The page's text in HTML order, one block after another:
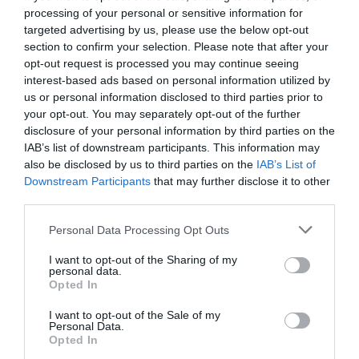
processing of your personal or sensitive information for
targeted advertising by us, please use the below opt-out
section to confirm your selection. Please note that after your
opt-out request is processed you may continue seeing
interest-based ads based on personal information utilized by
us or personal information disclosed to third parties prior to
your opt-out. You may separately opt-out of the further
disclosure of your personal information by third parties on the
IAB’s list of downstream participants. This information may
also be disclosed by us to third parties on the IAB’s List of
Downstream Participants that may further disclose it to other
Please note that this website/app uses one or more Google
not limited to your visit or usage behaviour. You may click to
grant or deny consent to Google and its third-party tags to
use your data for below specified purposes in below Google
consent section.
Personal Data Processing Opt Outs
I want to opt-out of the Sharing of my
personal data.
Opted In
I want to opt-out of the Sale of my
Personal Data.
Opted In
πρέπει να υπάρχει κάποιος
ηττημένος.
Ανταλλάσσω τον ένα νικητή με τους
δύο νικητές.
Τεστ.
6η ενότητα: O ολοκληρωμένος πωλητής
ως μέλος ομάδας και ως ηγέτης
Αλλάζω αναπτύσσοντας το δυναμικό
μου πολύπλευρα, χρησιμοποιώντας
όλες τις δεξιότητές μου καθημερινά
Ανταλλάσσω το «εγώ» με το «εμείς».